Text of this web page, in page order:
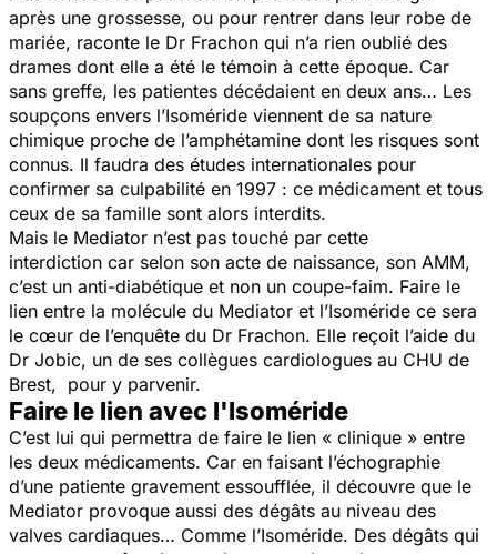
après une grossesse, ou pour rentrer dans leur robe de
mariée, raconte le Dr Frachon qui n’a rien oublié des
drames dont elle a été le témoin à cette époque. Car
sans greffe, les patientes décédaient en deux ans… Les
soupçons envers l’Isoméride viennent de sa nature
chimique proche de l’amphétamine dont les risques sont
connus. Il faudra des études internationales pour
confirmer sa culpabilité en 1997 : ce médicament et tous
ceux de sa famille sont alors interdits.
Mais le Mediator n’est pas touché par cette
interdiction car selon son acte de naissance, son AMM,
c’est un anti-diabétique et non un coupe-faim. Faire le
lien entre la molécule du Mediator et l’Isoméride ce sera
le cœur de l’enquête du Dr Frachon. Elle reçoit l’aide du
Dr Jobic, un de ses collègues cardiologues au CHU de
Brest, pour y parvenir.
Faire le lien avec l'Isoméride
C’est lui qui permettra de faire le lien « clinique » entre
les deux médicaments. Car en faisant l’échographie
d’une patiente gravement essoufflée, il découvre que le
Mediator provoque aussi des dégâts au niveau des
valves cardiaques… Comme l’Isoméride. Des dégâts qui